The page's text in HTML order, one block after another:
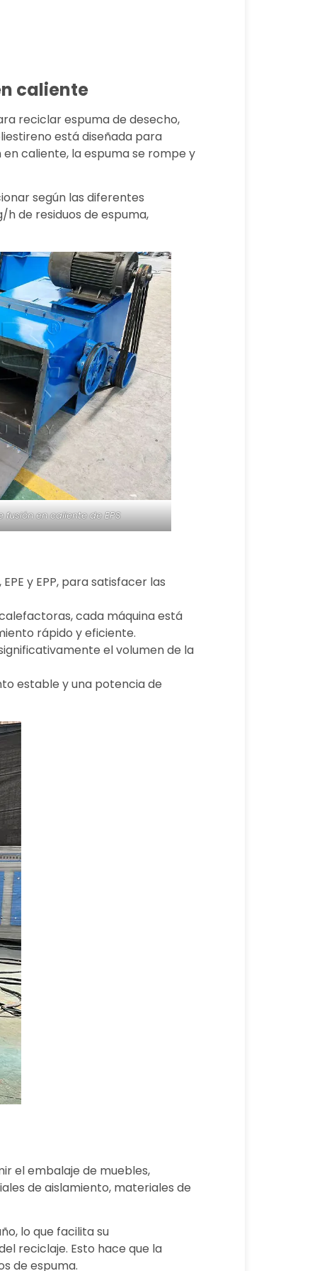
caliente
reciclar espuma de desecho,
está diseñada para
caliente, la espuma se rompe y
según las diferentes
h de residuos de espuma,
en caliente de EPS
y EPP, para satisfacer las
cada máquina está
rápido y eficiente.
el volumen de la
estable y una potencia de
el embalaje de muebles,
de aislamiento, materiales de
lo que facilita su
reciclaje. Esto hace que la
de espuma.